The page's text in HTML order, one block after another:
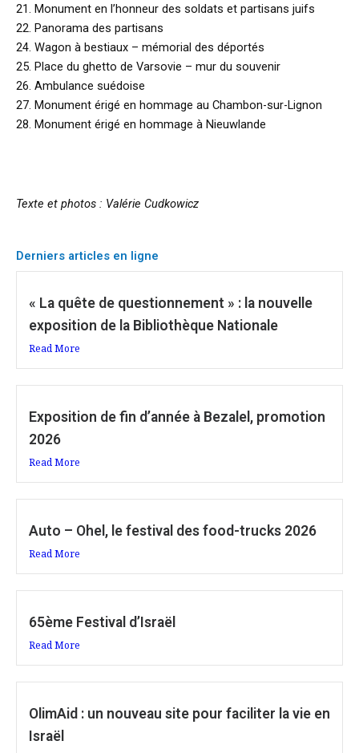
21. Monument en l’honneur des soldats et partisans juifs
22. Panorama des partisans
24. Wagon à bestiaux – mémorial des déportés
25. Place du ghetto de Varsovie – mur du souvenir
26. Ambulance suédoise
27. Monument érigé en hommage au Chambon-sur-Lignon
28. Monument érigé en hommage à Nieuwlande
Texte et photos : Valérie Cudkowicz
Derniers articles en ligne
« La quête de questionnement » : la nouvelle
exposition de la Bibliothèque Nationale
Read More
Exposition de fin d’année à Bezalel, promotion
2026
Read More
Auto – Ohel, le festival des food-trucks 2026
Read More
65ème Festival d’Israël
Read More
OlimAid : un nouveau site pour faciliter la vie en
Israël